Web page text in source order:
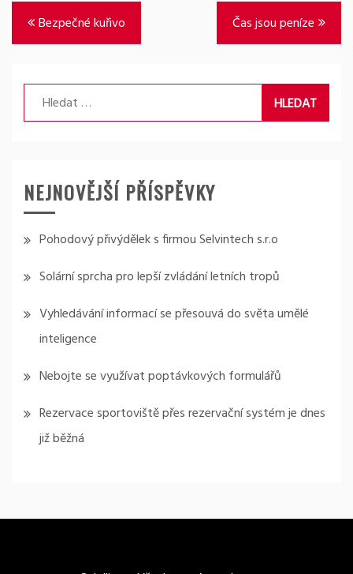
Navigace
pro
Bezpečné kuřivo Čas jsou peníze
Vyhledávání
NEJNOVĚJŠÍ PŘÍSPĚVKY
Pohodový přivýdělek s firmou Selvintech s.r.o
Solární sprcha pro lepší zvládání letních tropů
Vyhledávání informací se přesouvá do světa umělé
inteligence
Nebojte se využívat poptávkových formulářů
Rezervace sportoviště přes rezervační systém je dnes
již běžná